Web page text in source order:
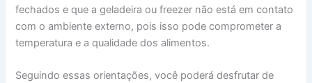
fechados e que a geladeira ou freezer não está em contato
com o ambiente externo, pois isso pode comprometer a
temperatura e a qualidade dos alimentos.
Seguindo essas orientações, você poderá desfrutar de